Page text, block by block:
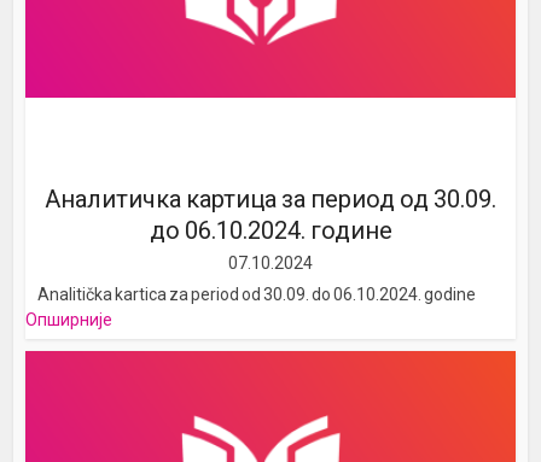
Аналитичка картица за период од 30.09.
до 06.10.2024. године
07.10.2024
Analitička kartica za period od 30.09. do 06.10.2024. godine
Опширније